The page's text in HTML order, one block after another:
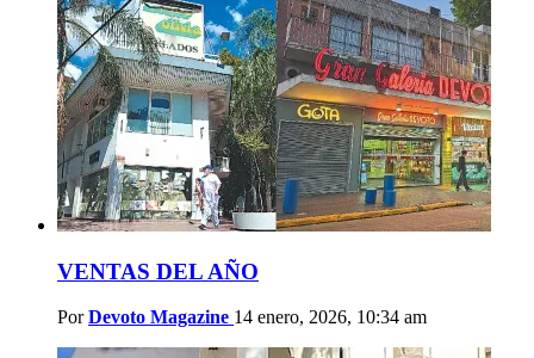
VENTAS DEL AÑO
Por Devoto Magazine 14 enero, 2026, 10:34 am